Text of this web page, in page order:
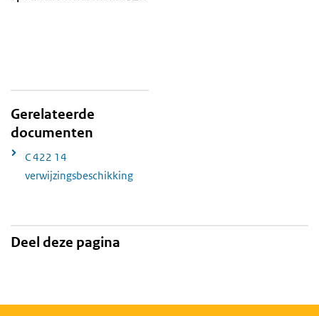
Gerelateerde
documenten
C 422 14
verwijzingsbeschikking
Deel deze pagina